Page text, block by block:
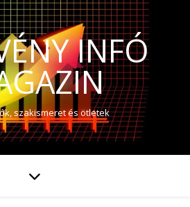
INFÓ
szakismeret és ötletek